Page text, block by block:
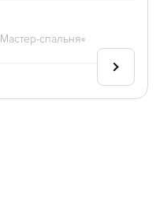
Мастер-спальня